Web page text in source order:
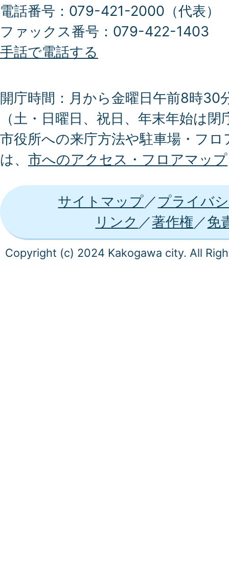
電話番号：079-421-2000（代表）
ファックス番号：079-422-1403
手話で電話する
開庁時間：月から金曜日午前8時30
（土・日曜日、祝日、年末年始は閉
市役所への来庁方法や駐車場・フ
は、 市へのアクセス・フロアマップ
サイトマップ
プライバ
リンク
著作権 免
Copyright (c) 2024 Kakogawa city. All